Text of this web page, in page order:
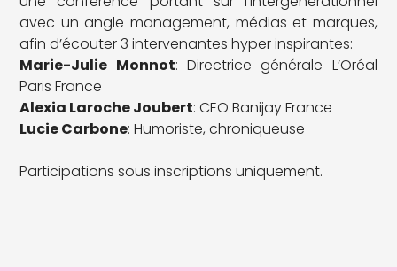
avec un angle management, médias et marques,
afin d’écouter 3 intervenantes hyper inspirantes:
Marie-Julie Monnot: Directrice générale L’Oréal
Paris France
Alexia Laroche Joubert: CEO Banijay France
Lucie Carbone: Humoriste, chroniqueuse
Participations sous inscriptions uniquement.